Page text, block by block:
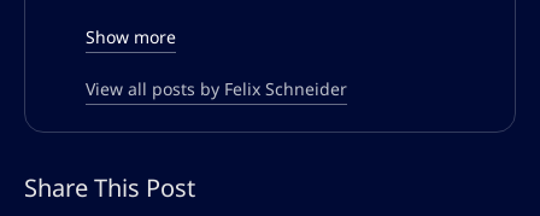
anerkannter Experte in der Trading- und
Krypto-Community etabliert.
Seine Stärke liegt darin, komplexe
datenbasiert aufzubereiten. Ob es um
Show more
View all posts by Felix Schneider
Share This Post